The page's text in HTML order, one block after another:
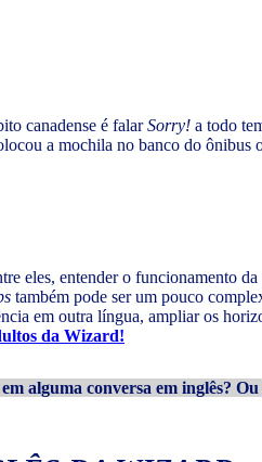
canadense é falarSorry! a todo
a mochila no banco do ônibus
eles, entender o funcionamento
também pode ser um pouco
em outra língua, ampliar os
da Wizard!
em alguma conversa em inglês?